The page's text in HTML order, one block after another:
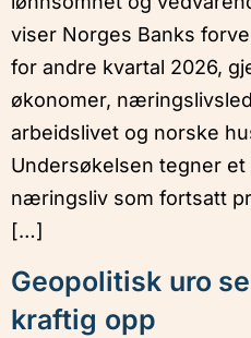
viser Norges Banks
for andre kvartal 2026,
økonomer,
arbeidslivet og norske
Undersøkelsen tegner
næringsliv som fortsatt
[…]
Geopolitisk uro
kraftig opp